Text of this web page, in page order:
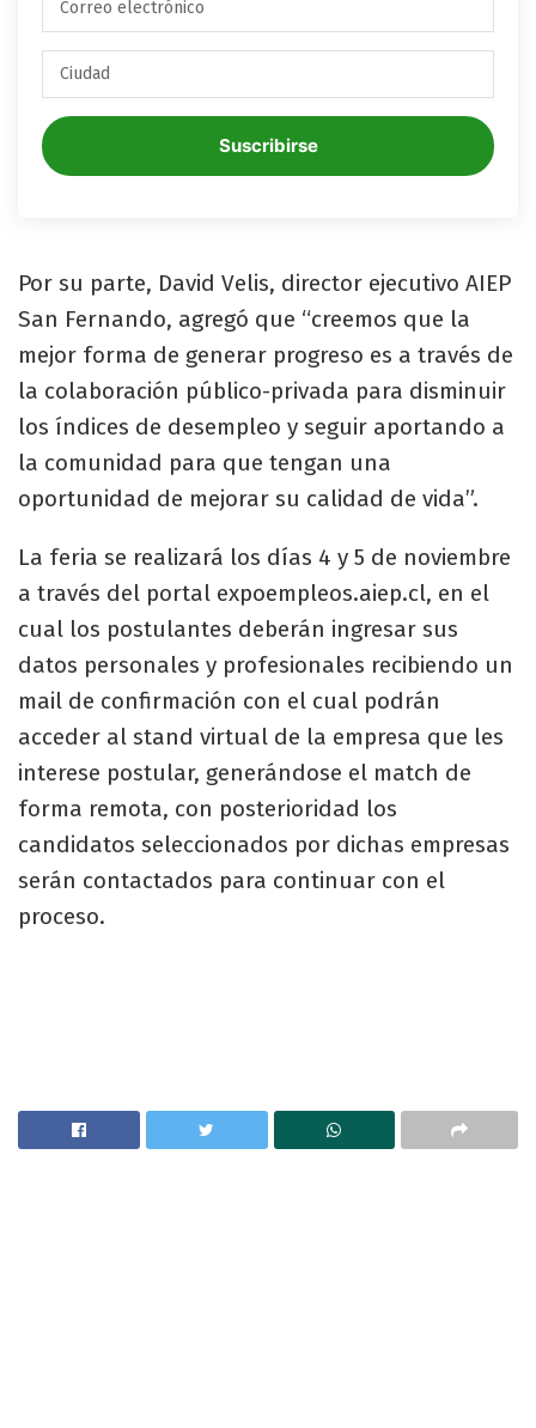
Suscribirse
Por su parte, David Velis, director ejecutivo AIEP
San Fernando, agregó que “creemos que la
mejor forma de generar progreso es a través de
la colaboración público-privada para disminuir
los índices de desempleo y seguir aportando a
la comunidad para que tengan una
oportunidad de mejorar su calidad de vida”.
La feria se realizará los días 4 y 5 de noviembre
a través del portal expoempleos.aiep.cl, en el
cual los postulantes deberán ingresar sus
datos personales y profesionales recibiendo un
mail de confirmación con el cual podrán
acceder al stand virtual de la empresa que les
interese postular, generándose el match de
forma remota, con posterioridad los
candidatos seleccionados por dichas empresas
serán contactados para continuar con el
proceso.